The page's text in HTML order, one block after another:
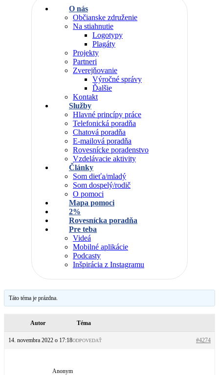
O nás
Občianske združenie
Na stiahnutie
Logotypy
Plagáty
Projekty
Partneri
Zverejňovanie
Výročné správy
Ďalšie
Kontakt
Služby
Hlavné princípy práce
Telefonická poradňa
Chatová poradňa
E-mailová poradňa
Rovesnícke poradenstvo
Vzdelávacie aktivity
Články
Som dieťa/mladý
Som dospelý/rodič
O pomoci
Mapa pomoci
2%
Rovesnícka poradňa
Pre teba
Videá
Mobilné aplikácie
Podcasty
Inšpirácia z Instagramu
Táto téma je prázdna.
Autor Téma
14. novembra 2022 o 17:18 #4274
ODPOVEDAŤ
Anonym